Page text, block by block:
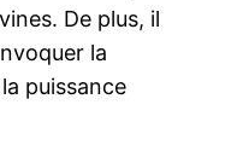
De plus, il
la
puissance